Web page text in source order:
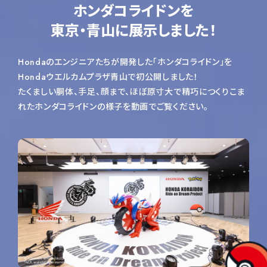
達し次第、締め切らせていただきます。
整理券配布場所
ホンダコレクションホール
1階 オリエンテーション室前
参加条件
身長100cm以上
※ご自身での乗降が可能な方を対象とさせていただき
展示場所
モビリティリゾートもてぎ内
ホンダコレクションホール
栃木県芳賀郡茂木町桧山120-1
〒510-0295 三重県鈴鹿市稲生町7992
〈ホンダコライドン走行〉
開催期間
2025年8月3日（日）11:00～11:10
実施場所
展示場所
鈴鹿8耐の決勝スタート前セレモニーにてホンダコライド
ンが走行
※8月1日（金）～3日（日）、鈴鹿サーキットへの入場には、鈴鹿8耐
の観戦券またはスペシャルパスポートが必要です。
ホンダコライドンを
東京・青山に展示しました！
Hondaのエンジニアたちが開発した「ホンダコライドン」を
Hondaウエルカムプラザ青山で初公開しました！
たくましい胴体、手足、顔まで、ほぼ原寸大で精巧につくりこま
れたホンダコライドンの様子を動画でご覧ください。